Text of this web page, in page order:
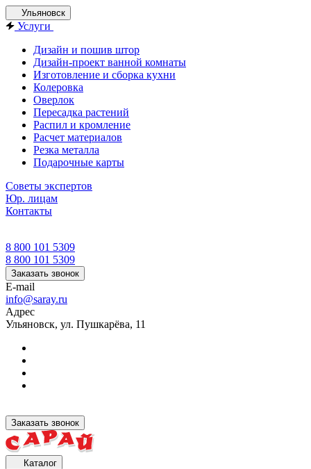
Ульяновск
Услуги
Дизайн и пошив штор
Дизайн-проект ванной комнаты
Изготовление и сборка кухни
Колеровка
Оверлок
Пересадка растений
Распил и кромление
Расчет материалов
Резка металла
Подарочные карты
Советы экспертов
Юр. лицам
Контакты
8 800 101 5309
8 800 101 5309
Заказать звонок
E-mail
info@saray.ru
Адрес
Ульяновск, ул. Пушкарёва, 11
Заказать звонок
Каталог